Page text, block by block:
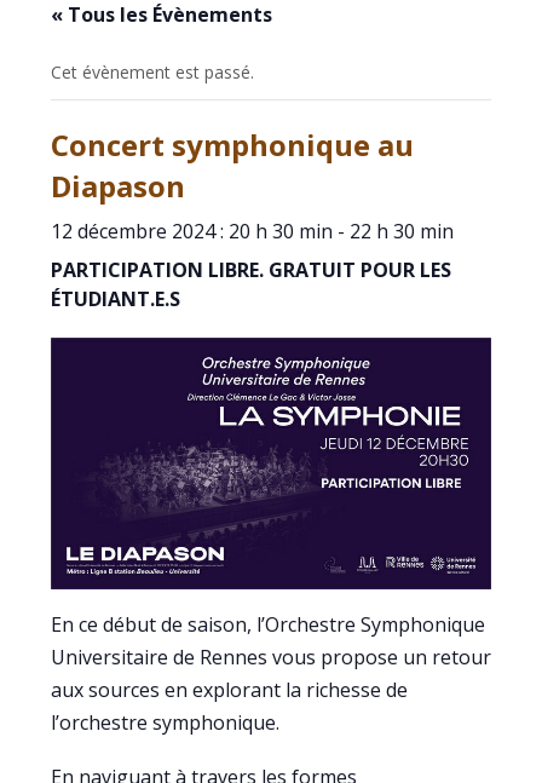
« Tous les Évènements
Cet évènement est passé.
Concert symphonique au
Diapason
12 décembre 2024 : 20 h 30 min - 22 h 30 min
PARTICIPATION LIBRE. GRATUIT POUR LES
ÉTUDIANT.E.S
En ce début de saison, l’Orchestre Symphonique
Universitaire de Rennes vous propose un retour
aux sources en explorant la richesse de
l’orchestre symphonique.
En naviguant à travers les formes